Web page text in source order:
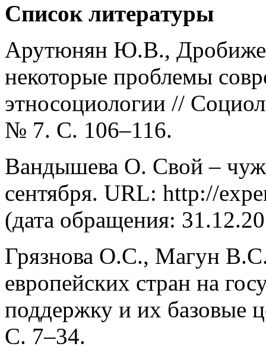
Список литературы
Арутюнян Ю.В.,
некоторые проблемы
этносоциологии //
№ 7. С. 106–116.
Вандышева О. Свой –
сентября. URL: http://
(дата обращения:
Грязнова О.С., Магун
европейских стран на
поддержку и их базовые
С. 7–34.